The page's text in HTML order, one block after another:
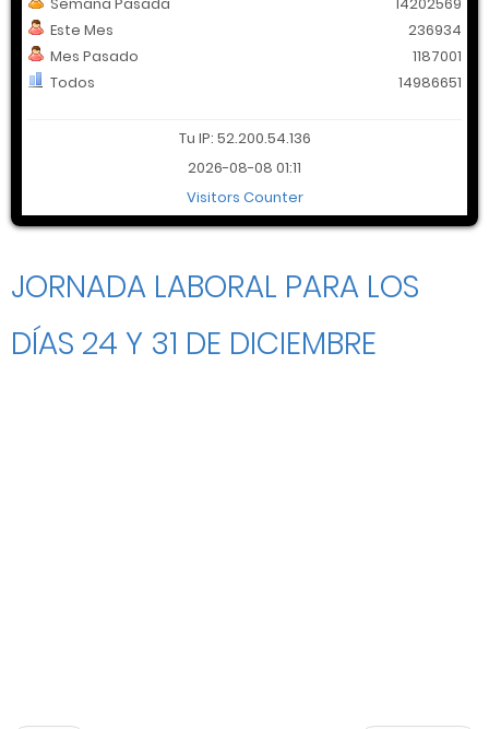
Este Mes
Mes Pasado
Todos
236934
1187001
14986651
Tu IP: 52.200.54.136
2026-08-08 01:11
Visitors Counter
JORNADA LABORAL PARA LOS
DÍAS 24 Y 31 DE DICIEMBRE